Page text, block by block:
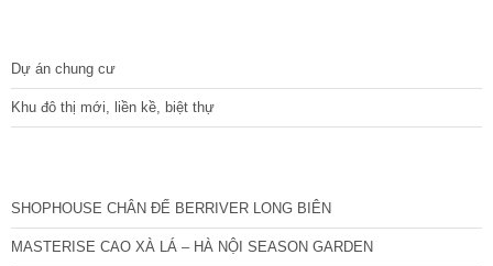
Dự án chung cư
Khu đô thị mới, liền kề, biệt thự
SHOPHOUSE CHÂN ĐẾ BERRIVER LONG BIÊN
MASTERISE CAO XÀ LÁ – HÀ NỘI SEASON GARDEN